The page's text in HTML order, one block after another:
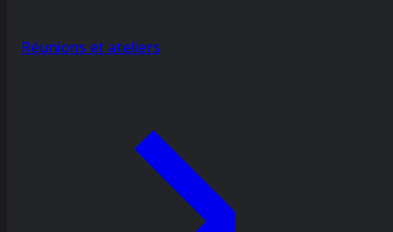
Réunions et ateliers